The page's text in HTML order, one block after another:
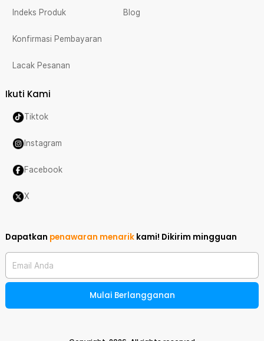
Indeks Produk
Konfirmasi Pembayaran
Lacak Pesanan
Blog
Ikuti Kami
Tiktok
Instagram
Facebook
X
Dapatkan penawaran menarik kami! Dikirim mingguan
Email Anda
Mulai Berlangganan